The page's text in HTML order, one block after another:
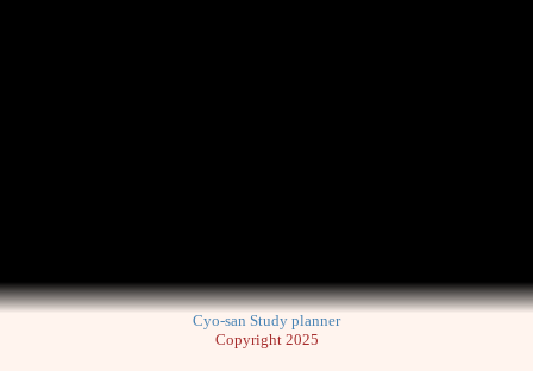
Cyo-san Study planner
Copyright 2025